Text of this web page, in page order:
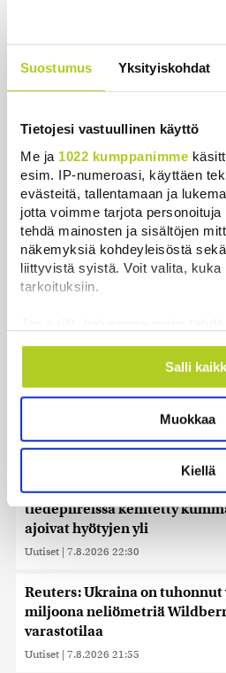
Suostumus Yksityiskohdat
Tietojesi vastuullinen käyttö
Me ja 1022 kumppanimme
esim. IP-numeroasi, käyttäen
evästeitä, tallentamaan ja
jotta voimme tarjota personoituja
tehdä mainosten ja sisältöjen
näkemyksiä kohdeyleisöstä
liittyvistä syistä. Voit valita,
tarkoituksiin.
Kerätä tietoja
mahdollisesti muutaman
ominaispiirteitä aktiivisesti
Lue lisää siitä, miten
suostumustasi tai peruuttaa sen
evästeilmoituksessa.
Käytämme evästeitä
räätälöimiseen, sosiaalisen
jaamme sosiaalisen median,
alan kumppaneillemme tietoja
sivustoamme. Kumppanimme
tietoja muihin tietoihin, joita olet
kerätty, kun olet käyttänyt heidän
Salli
Muokkaa
Kiellä
Khamenein kanssa
vaikeaa, sanoo Iranin
Uutiset
Uusimmat
Ehtisitkö kosia sekunnissa? –
tiedepiireissä kehitetty
ajoivat hyötyjen yli
Uutiset | 7.8.2026 22:30
Reuters: Ukraina on tuhonnut
miljoona neliömetriä
varastotilaa
Uutiset | 7.8.2026 21:55